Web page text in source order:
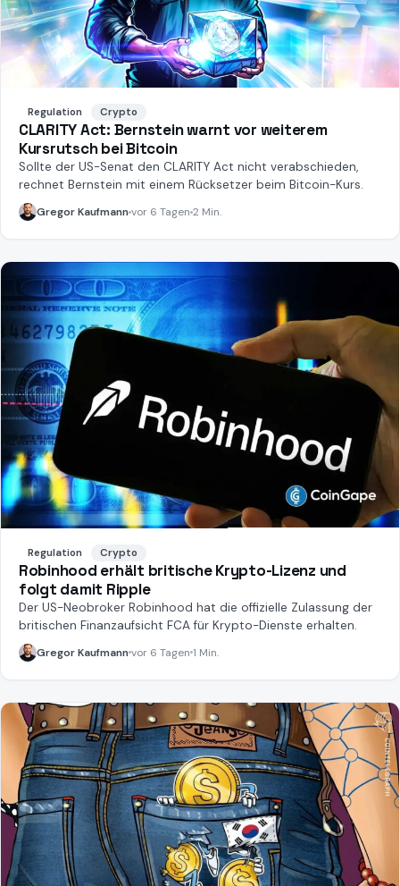
Regulation Crypto
CLARITY Act: Bernstein warnt vor weiterem
Kursrutsch bei Bitcoin
Sollte der US-Senat den CLARITY Act nicht verabschieden,
rechnet Bernstein mit einem Rücksetzer beim Bitcoin-Kurs.
Gregor Kaufmannvor 6 Tagen 2 Min.
Regulation Crypto
Robinhood erhält britische Krypto-Lizenz und
folgt damit Ripple
Der US-Neobroker Robinhood hat die offizielle Zulassung der
britischen Finanzaufsicht FCA für Krypto-Dienste erhalten.
Gregor Kaufmannvor 6 Tagen 1 Min.